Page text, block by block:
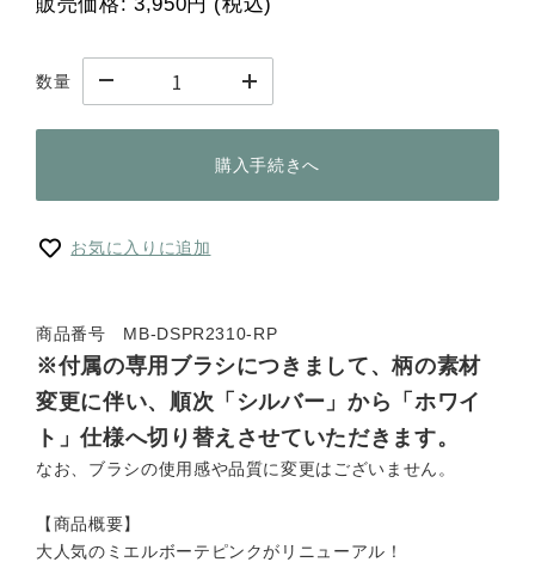
数量
購入手続きへ
お気に入りに追加
商品番号 MB-DSPR2310-RP
※付属の専用ブラシにつきまして、柄の素材
変更に伴い、順次「シルバー」から「ホワイ
ト」仕様へ切り替えさせていただきます。
なお、ブラシの使用感や品質に変更はございません。
【商品概要】
大人気のミエルボーテピンクがリニューアル！